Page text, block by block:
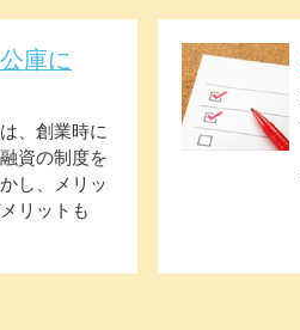
庫に
、創業時に
資の制度を
し、メリッ
リットも